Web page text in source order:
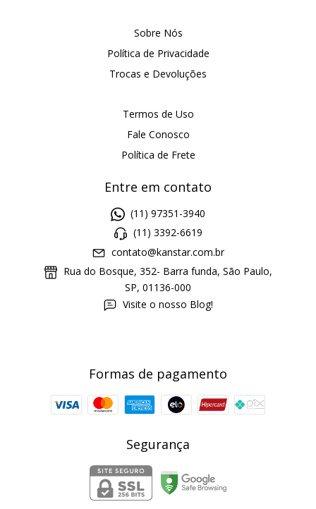
Sobre Nós
Política de Privacidade
Trocas e Devoluções
Termos de Uso
Fale Conosco
Política de Frete
Entre em contato
(11) 97351-3940
(11) 3392-6619
contato@kanstar.com.br
Rua do Bosque, 352- Barra funda, São Paulo,
SP, 01136-000
Visite o nosso Blog!
Formas de pagamento
Segurança